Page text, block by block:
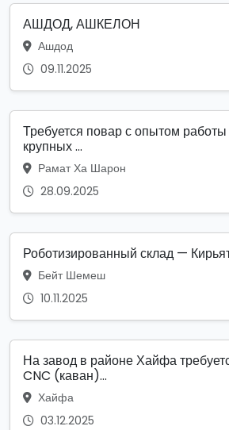
АШДОД, АШКЕЛОН
Ашдод
09.11.2025
Требуется повар с опытом
крупных ...
Рамат Ха Шарон
28.09.2025
Роботизированный склад —
Бейт Шемеш
10.11.2025
На завод в районе Хайфа
CNC (каван)...
Хайфа
03.12.2025